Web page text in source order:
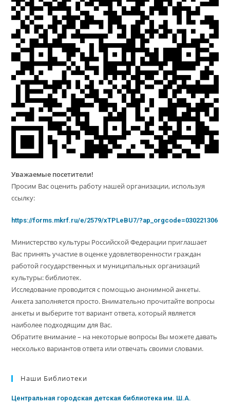
Уважаемые посетители!
Просим Вас оценить работу нашей организации, используя
ссылку:
https://forms.mkrf.ru/e/2579/xTPLeBU7/?ap_orgcode=030221306
Министерство культуры Российской Федерации приглашает
Вас принять участие в оценке удовлетворенности граждан
работой государственных и муниципальных организаций
культуры: библиотек.
Исследование проводится с помощью анонимной анкеты.
Анкета заполняется просто. Внимательно прочитайте вопросы
анкеты и выберите тот вариант ответа, который является
наиболее подходящим для Вас.
Обратите внимание – на некоторые вопросы Вы можете давать
несколько вариантов ответа или отвечать своими словами.
Наши Библиотеки
Центральная городская детская библиотека им. Ш.А.